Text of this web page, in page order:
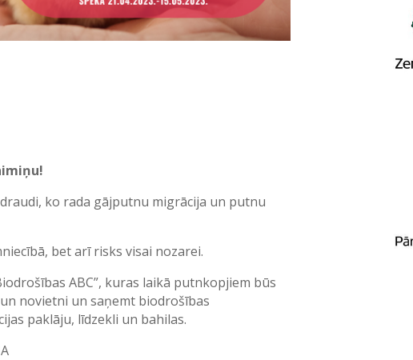
ko rada gājputnu migrācija un putnu
bet arī risks visai nozarei.
ABC”, kuras laikā putnkopjiem būs
novietni un saņemt biodrošības
paklāju, līdzekli un bahilas.